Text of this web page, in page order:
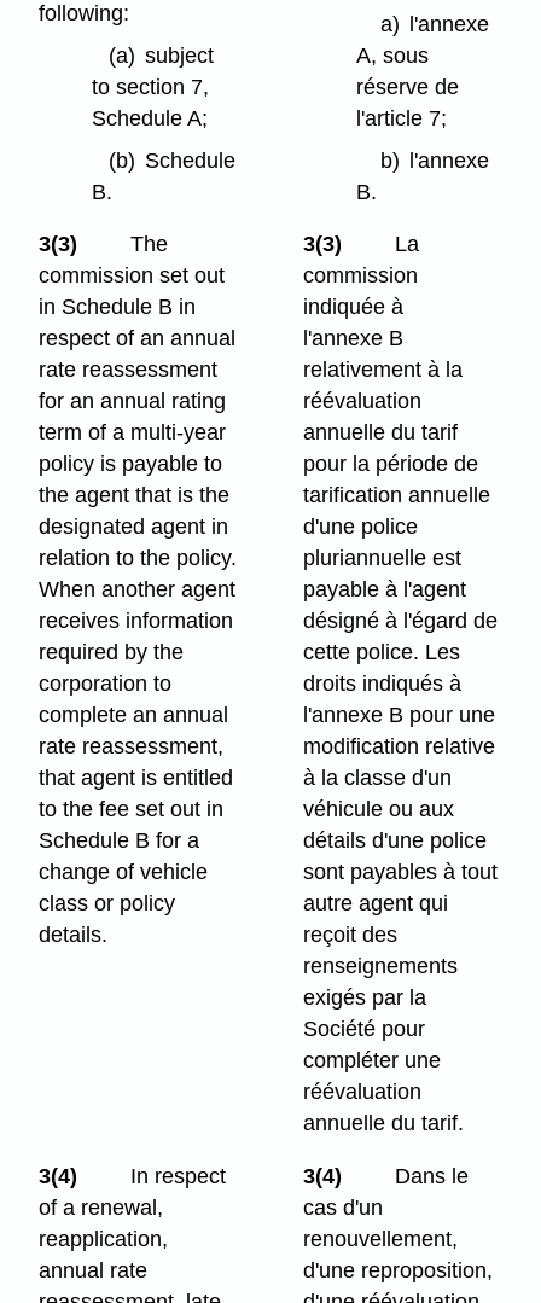
following:
(a) subject
to section 7,
Schedule A;
(b) Schedule
B.
a) l'annexe
A, sous
réserve de
l'article 7;
b) l'annexe
B.
3(3)
The
commission set out
in Schedule B in
respect of an annual
rate reassessment
for an annual rating
term of a multi-year
policy is payable to
the agent that is the
designated agent in
relation to the policy.
When another agent
receives information
required by the
corporation to
complete an annual
rate reassessment,
that agent is entitled
to the fee set out in
Schedule B for a
change of vehicle
class or policy
details.
3(3)
La
commission
indiquée à
l'annexe B
relativement à la
réévaluation
annuelle du tarif
pour la période de
tarification annuelle
d'une police
pluriannuelle est
payable à l'agent
désigné à l'égard de
cette police. Les
droits indiqués à
l'annexe B pour une
modification relative
à la classe d'un
véhicule ou aux
détails d'une police
sont payables à tout
autre agent qui
reçoit des
renseignements
exigés par la
Société pour
compléter une
réévaluation
annuelle du tarif.
3(4)
In respect
of a renewal,
reapplication,
annual rate
3(4)
Dans le
cas d'un
renouvellement,
d'une reproposition,